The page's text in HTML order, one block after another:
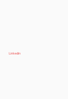
Linkedin